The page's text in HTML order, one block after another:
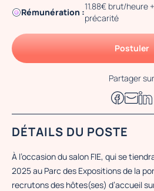
Rémunération :
11.88€ brut/heure
précarité
Postuler
Partager sur
DÉTAILS DU POSTE
À l’occasion du salon FIE, qui se
2025 au Parc des Expositions de la
recrutons des hôtes(ses) d’accueil